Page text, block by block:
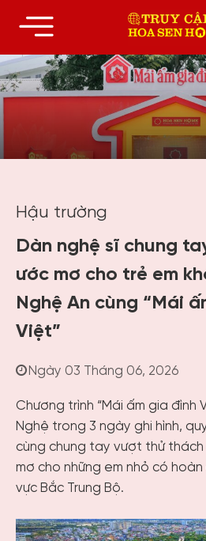
Hậu trường
Dàn nghệ sĩ chung
ước mơ cho trẻ em
Nghệ An cùng “Mái
Việt”
Ngày 03 Tháng 06, 2026
Chương trình “Mái ấm gia đình
Nghệ trong 3 ngày ghi hình,
cùng chung tay vượt thử
mơ cho những em nhỏ có
vực Bắc Trung Bộ.